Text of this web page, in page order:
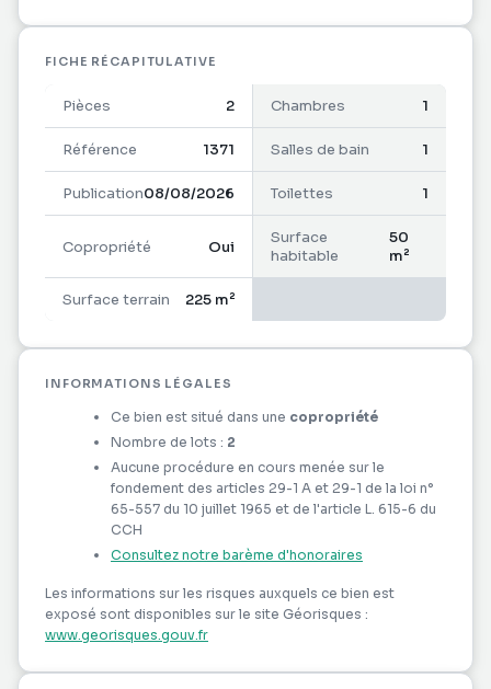
rendez-vous. Proche des commodités, le bus est à
seulement 2 minutes à pied, les écoles à 10 minutes
et les commerces à 15 minutes. Idéalement placé,
avec un accès autoroutier facile, ce bien est
actuellement loué à 750€ jusqu'en 2026. Ne
manquez pas cette opportunité ! .
FICHE RÉCAPITULATIVE
Pièces 2 Chambres 1
Référence 1371 Salles de bain 1
Publication08/08/2026 Toilettes 1
Copropriété Oui
Surface
habitable
50
m²
Surface terrain 225 m²
INFORMATIONS LÉGALES
Ce bien est situé dans une copropriété
Nombre de lots : 2
Aucune procédure en cours menée sur le
fondement des articles 29-1 A et 29-1 de la loi n°
65-557 du 10 juillet 1965 et de l'article L. 615-6 du
CCH
Consultez notre barème d'honoraires
Les informations sur les risques auxquels ce bien est
exposé sont disponibles sur le site Géorisques :
www.georisques.gouv.fr